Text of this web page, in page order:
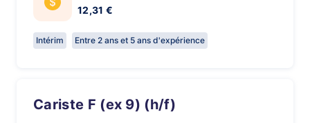
12,31 €
Intérim Entre 2 ans et 5 ans d'expérience
Cariste F (ex 9) (h/f)